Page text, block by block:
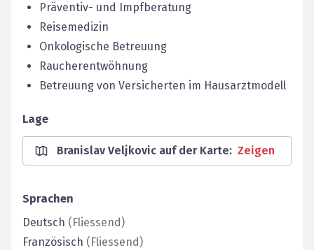
Präventiv- und Impfberatung
Reisemedizin
Onkologische Betreuung
Raucherentwöhnung
Betreuung von Versicherten im Hausarztmodell
Lage
Branislav Veljkovic auf der Karte: Zeigen
Sprachen
Deutsch (Fliessend)
Französisch (Fliessend)